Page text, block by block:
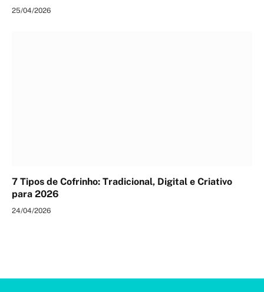
25/04/2026
7 Tipos de Cofrinho: Tradicional, Digital e Criativo
para 2026
24/04/2026